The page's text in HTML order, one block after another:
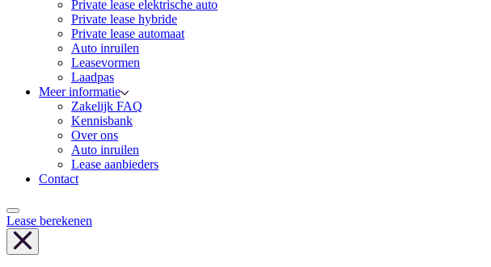
Private lease elektrische auto
Private lease hybride
Private lease automaat
Auto inruilen
Leasevormen
Laadpas
Meer informatie
Zakelijk FAQ
Kennisbank
Over ons
Auto inruilen
Lease aanbieders
Contact
Lease berekenen